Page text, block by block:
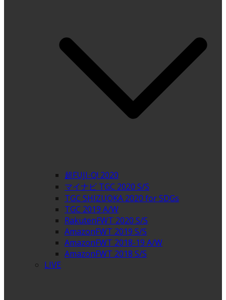
超FUJI-Q! 2020
マイナビ TGC 2020 S/S
TGC SHIZUOKA 2020 for SDGs
TGC 2019 A/W
RakutenFWT 2020 S/S
AmazonFWT 2019 S/S
AmazonFWT 2018-19 A/W
AmazonFWT 2018 S/S
LIVE